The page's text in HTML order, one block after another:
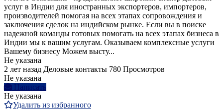
услуг в Индии для иностранных экспортеров, импортеров,
производителей помогая на всех этапах сопровождения и
заключения сделок на индийском рынке. Если вы в поиске
надежной команды готовых помогать на всех этапах бизнеса в
Индии мы к вашим услугам. Оказываем комплексные услуги
Вашему бизнесу Можем высту...
Не указана
2 лет назад Деловые контакты 780 Просмотров
Не указана
Написать
Не указана
Удалить из избранного